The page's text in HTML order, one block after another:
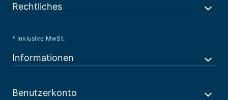
Rechtliches
* Inklusive MwSt.
Informationen
Benutzerkonto